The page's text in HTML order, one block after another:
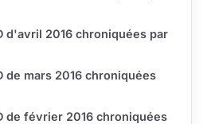
d'avril 2016 chroniquées par
de mars 2016 chroniquées
de février 2016 chroniquées